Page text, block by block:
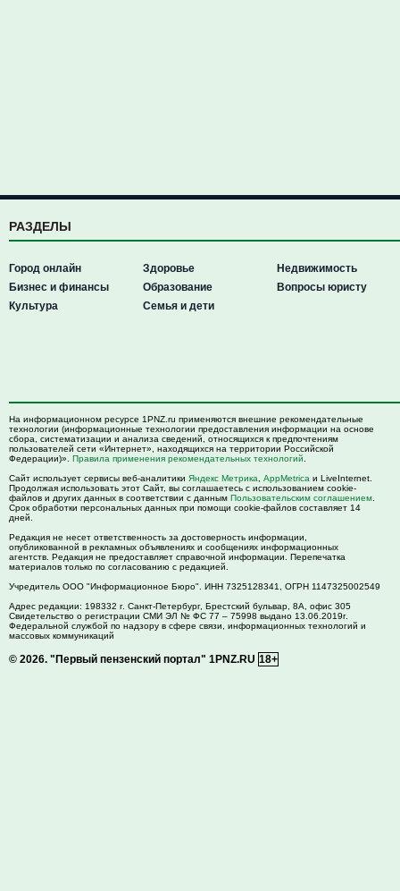
РАЗДЕЛЫ
Город онлайн
Бизнес и финансы
Культура
Здоровье
Образование
Семья и дети
Недвижимость
Вопросы юристу
На информационном ресурсе 1PNZ.ru применяются внешние рекомендательные
технологии (информационные технологии предоставления информации на основе
сбора, систематизации и анализа сведений, относящихся к предпочтениям
пользователей сети «Интернет», находящихся на территории Российской
Федерации)». Правила применения рекомендательных технологий
Сайт использует сервисы веб-аналитики Яндекс Метрика AppMetrica и LiveInternet.
Продолжая использовать этот Сайт, вы соглашаетесь с использованием cookie-
файлов и других данных в соответствии с данным Пользовательским соглашением
Срок обработки персональных данных при помощи cookie-файлов составляет 14
дней.
Редакция не несет ответственность за достоверность информации,
опубликованной в рекламных объявлениях и сообщениях информационных
агентств. Редакция не предоставляет справочной информации. Перепечатка
материалов только по согласованию с редакцией.
Учредитель ООО "Информационное Бюро". ИНН 7325128341, ОГРН 1147325002549
Адрес редакции: 198332 г. Санкт-Петербург, Брестский бульвар, 8А, офис 305
Свидетельство о регистрации СМИ ЭЛ № ФС 77 – 75998 выдано 13.06.2019г.
Федеральной службой по надзору в сфере связи, информационных технологий и
массовых коммуникаций
© 2026. "Первый пензенский портал" 1PNZ.RU 18+